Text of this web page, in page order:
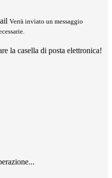
Verrà inviato un messaggio
la casella di posta elettronica!